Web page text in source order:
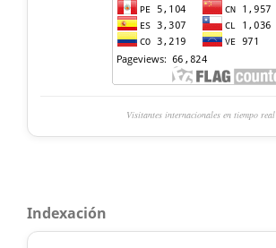
Visitantes internacionales en tiempo real
Indexación